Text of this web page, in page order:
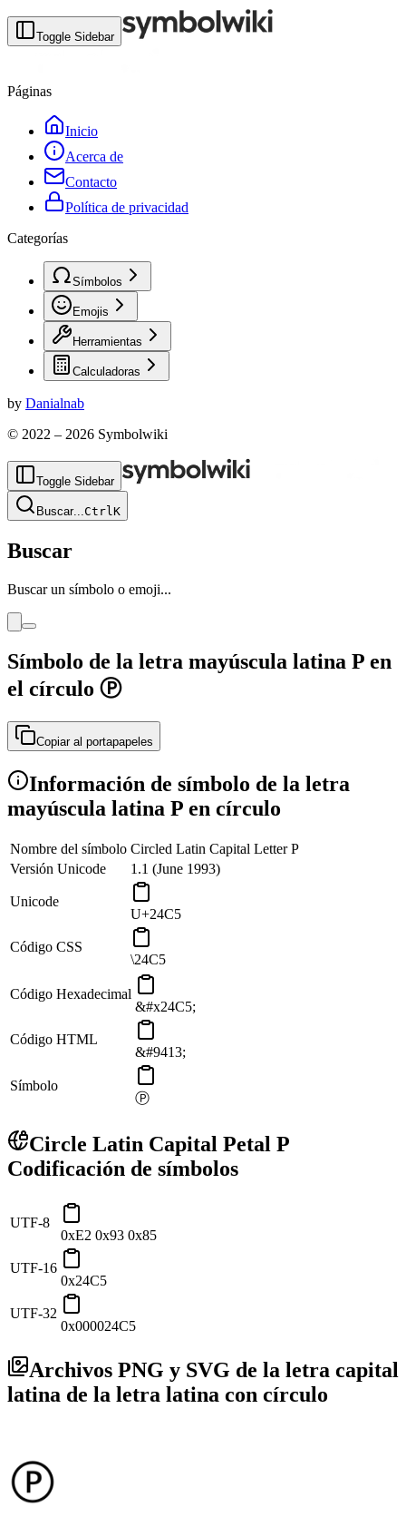
Toggle Sidebar
Páginas
Inicio
Acerca de
Contacto
Política de privacidad
Categorías
Símbolos
Emojis
Herramientas
Calculadoras
by Danialnab
© 2022 – 2026 Symbolwiki
Toggle Sidebar
Buscar...CtrlK
Buscar
Buscar un símbolo o emoji...
Símbolo de la letra mayúscula latina P en
el círculo Ⓟ
Copiar al portapapeles
Información de símbolo de la letra
mayúscula latina P en círculo
Nombre del símbolo Circled Latin Capital Letter P
Versión Unicode
1.1 (June 1993)
Unicode
U+24C5
Código CSS
\24C5
Código Hexadecimal
&#x24C5;
Código HTML
&#9413;
Símbolo
Ⓟ
Circle Latin Capital Petal P
Codificación de símbolos
UTF-8
0xE2 0x93 0x85
UTF-16
0x24C5
UTF-32
0x000024C5
Archivos PNG y SVG de la letra capital
latina de la letra latina con círculo